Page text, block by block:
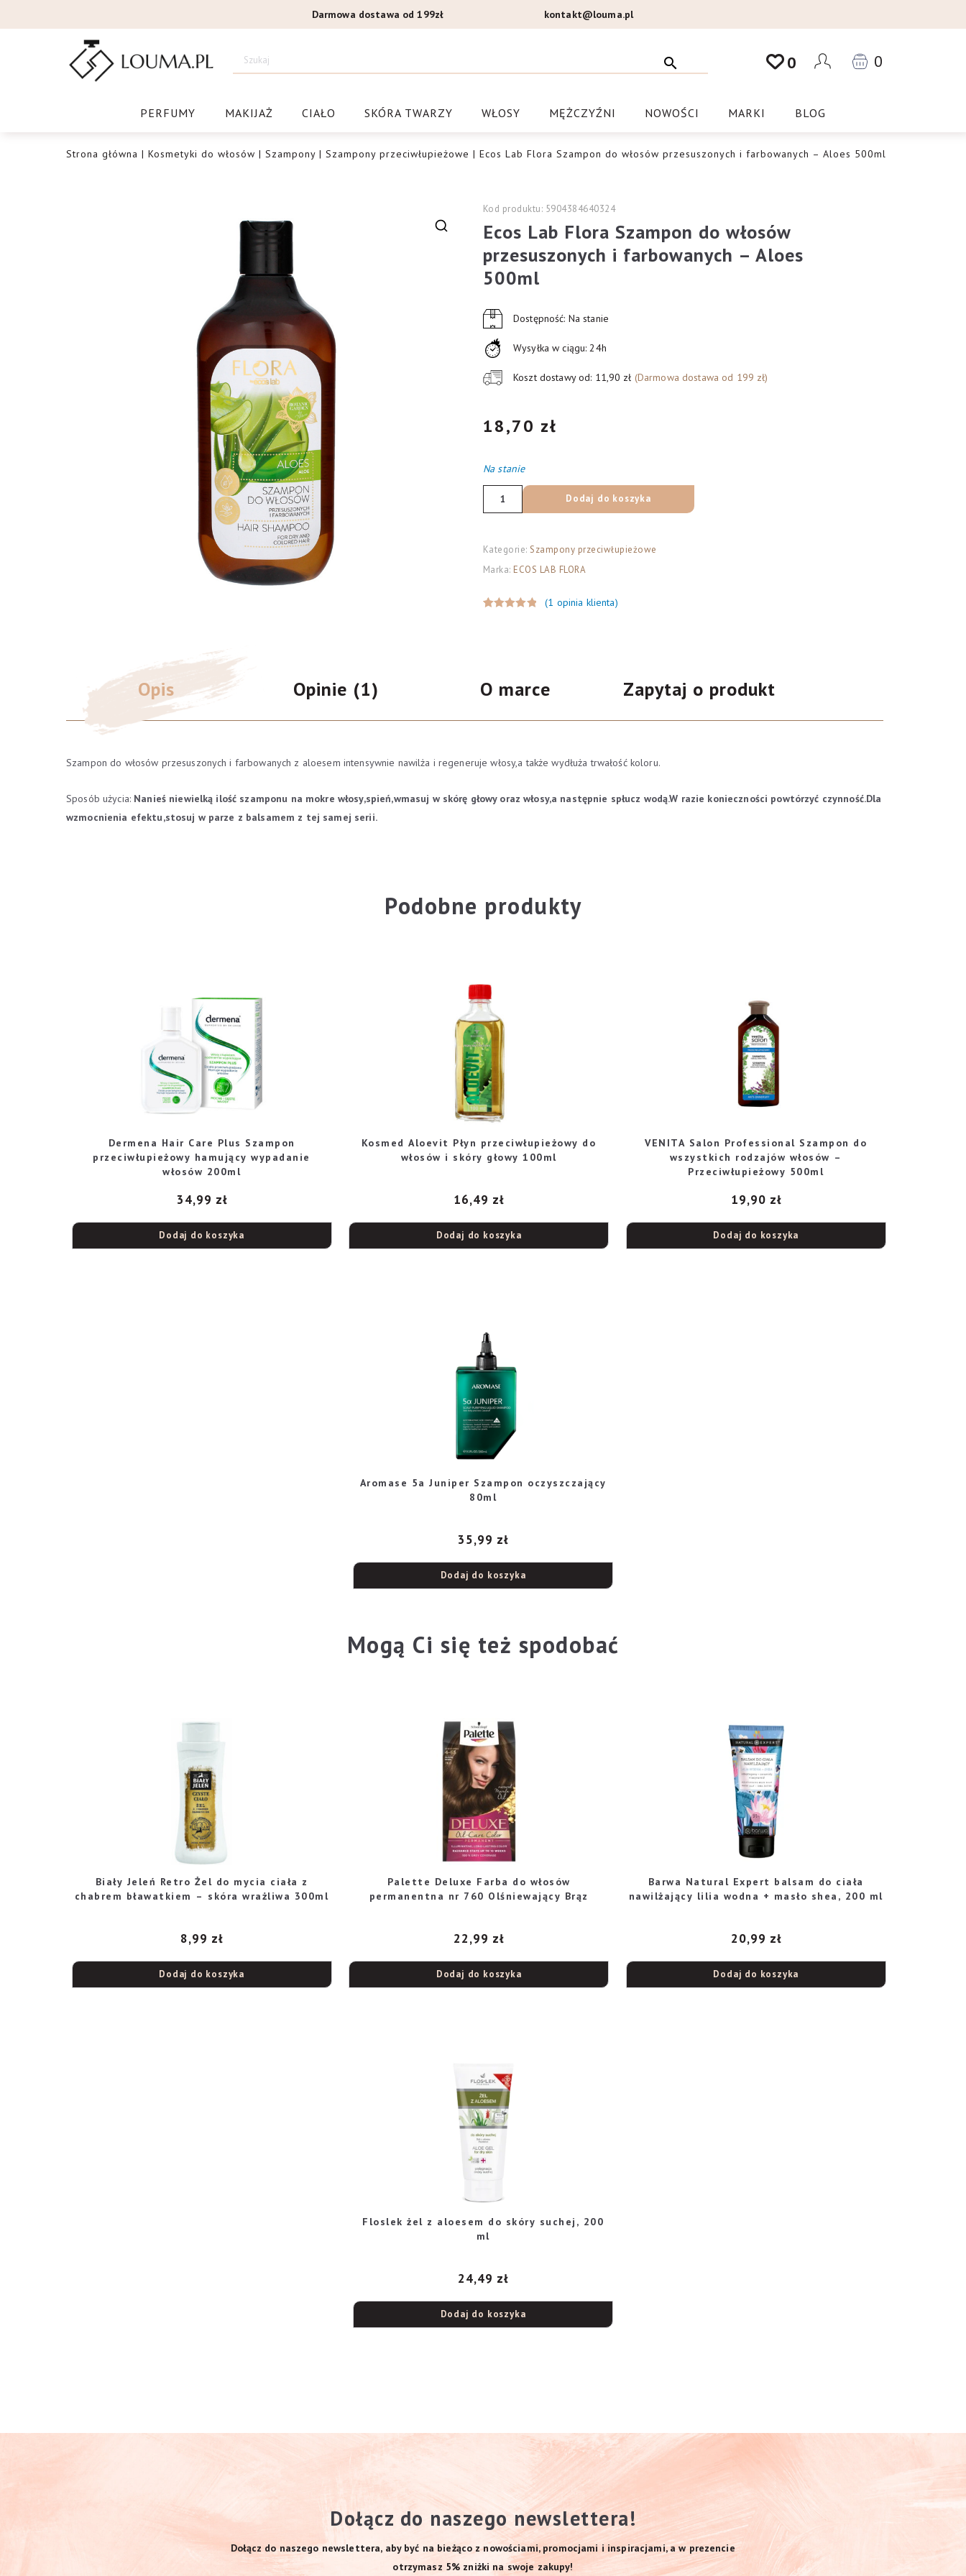
do
Darmowa dostawa od 199zł kontakt@louma.pl
Drogeria Louma.pl 0 0
PERFUMY MAKIJAŻ CIAŁO SKÓRA TWARZY WŁOSY MĘŻCZYŹNI NOWOŚCI MARKI BLOG
Strona główna | Kosmetyki do włosów | Szampony | Szampony przeciwłupieżowe | Ecos Lab Flora Szampon do włosów przesuszonych i farbowanych – Aloes 500ml
Kod produktu: 5904384640324
Ecos Lab Flora Szampon do włosów
przesuszonych i farbowanych – Aloes
500ml
klienta
(1 opinia klienta)
Dostępność: Na stanie
Wysyłka w ciągu: 24h
Koszt dostawy od: 11,90 zł (Darmowa dostawa od 199 zł)
18,70 zł
Na stanie
ilość
Ecos
Flora
Szampon
włosów
-
Aloes
500ml
Dodaj do koszyka
Kategorie:Szampony przeciwłupieżowe
Marka: ECOS LAB FLORA
Opis Opinie (1) O marce Zapytaj o produkt
Szampon do włosów przesuszonych i farbowanych z aloesem intensywnie nawilża i regeneruje włosy,a także wydłuża trwałość koloru.
Sposób użycia:Nanieś niewielką ilość szamponu na mokre włosy,spień,wmasuj w skórę głowy oraz włosy,a następnie spłucz wodą.W razie konieczności powtórzyć czynność.Dla
wzmocnienia efektu,stosuj w parze z balsamem z tej samej serii.
Podobne produkty
Dermena Hair Care Plus Szampon
przeciwłupieżowy hamujący wypadanie
włosów 200ml
34,99 zł
Dodaj do koszyka
Kosmed Aloevit Płyn przeciwłupieżowy do
włosów i skóry głowy 100ml
16,49 zł
Dodaj do koszyka
VENITA Salon Professional Szampon do
wszystkich rodzajów włosów –
Przeciwłupieżowy 500ml
19,90 zł
Dodaj do koszyka
Aromase 5a Juniper Szampon oczyszczający
80ml
35,99 zł
Dodaj do koszyka
Mogą Ci się też spodobać
Biały Jeleń Retro Żel do mycia ciała z
chabrem bławatkiem – skóra wrażliwa 300ml
8,99 zł
Dodaj do koszyka
Palette Deluxe Farba do włosów
permanentna nr 760 Olśniewający Brąz
22,99 zł
Dodaj do koszyka
Barwa Natural Expert balsam do ciała
nawilżający lilia wodna + masło shea, 200 ml
20,99 zł
Dodaj do koszyka
Floslek żel z aloesem do skóry suchej, 200
ml
24,49 zł
Dodaj do koszyka
Dołącz do naszego newslettera!
Dołącz do naszego newslettera, aby być na bieżąco z nowościami, promocjami i inspiracjami, a w prezencie
otrzymasz 5% zniżki na swoje zakupy!